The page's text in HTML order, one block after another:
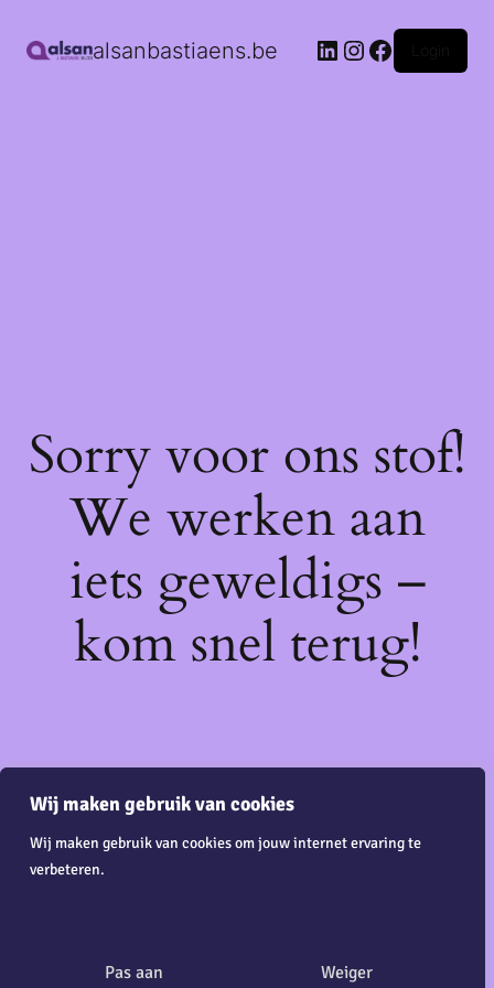
Wij maken gebruik van cookies
Wij maken gebruik van cookies om jouw internet ervaring te
verbeteren.
Pas aan Weiger
alsanbastiaens.be
Sorry voor ons stof!
We werken aan
iets geweldigs –
kom snel terug!